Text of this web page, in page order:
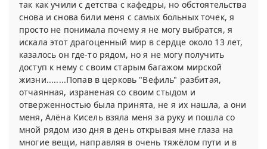
так как учили с детства с кафедры, но обстоятельства
снова и снова били меня с самых больных точек, я
просто не понимала почему я не могу выбратся, я
искала этот драгоценный мир в сердце около 13 лет,
казалось он где-то рядом, но я не могу получить
доступ к нему с своим старым багажом мирской
жизни........Попав в церковь "Вефиль" разбитая,
отчаянная, израненая со своим стыдом и
отверженностью была принята, не я их нашла, а они
меня, Алёна Кисель взяла меня за руку и пошла со
мной рядом изо дня в день открывая мне глаза на
многие вещи, направляя в очень тяжёлом пути и в